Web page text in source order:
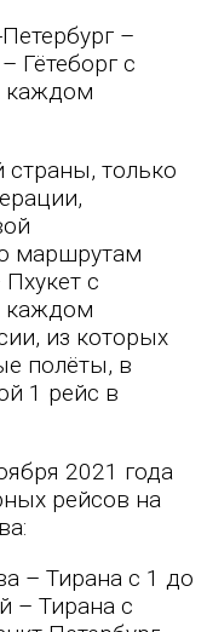
–
Гётеборг с
каждом
страны, только
маршрутам
с
каждом
из которых
полёты, в
1 рейс в
2021 года
рейсов на
– Тирана с 1 до
– Тирана с